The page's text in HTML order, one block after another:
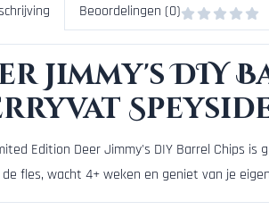
Beoordelingen (0)
Jimmy's DIY
Edition Deer Jimmy's DIY Barrel Chips
fles, wacht 4+ weken en geniet van je